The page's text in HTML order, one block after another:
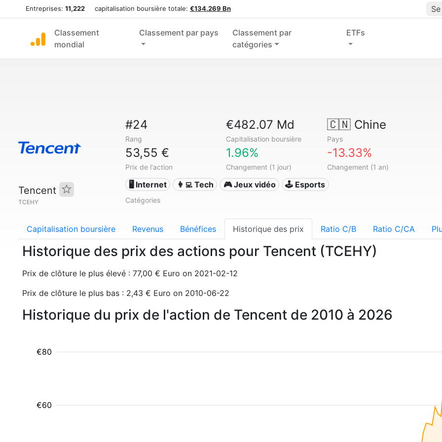
Entreprises: 11,222 capitalisation boursière totale: €134.269 Bn
Classement
mondial
Classement par pays
Classement par
catégories
ETFs
Tencent
TCEHY
#24
Rang
€482.07 Md
Capitalisation boursière
🇨🇳Chine
Pays
53,55 €
Prix de l'action
1.96%
Changement (1 jour)
-13.33%
Changement (1 an)
🖥️ Internet 👩‍💻 Tech 🎮 Jeux vidéo 🕹️ Esports
Catégories
Capitalisation boursière Revenus Bénéfices Historique des prix Ratio C/B Ratio C/CA
Historique des prix des actions pour Tencent (TCEHY)
Prix de clôture le plus élevé : 77,00 € Euro on 2021-02-12
Prix de clôture le plus bas : 2,43 € Euro on 2010-06-22
Historique du prix de l'action de Tencent de 2010 à 2026
€60
€80